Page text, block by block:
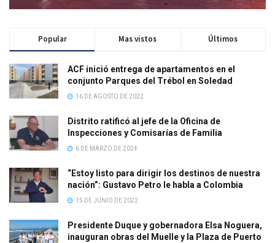
Popular Mas vistos Últimos
ACF inició entrega de apartamentos en el
conjunto Parques del Trébol en Soledad
16 DE AGOSTO DE 2022
Distrito ratificó al jefe de la Oficina de
Inspecciones y Comisarías de Familia
6 DE MARZO DE 2024
“Estoy listo para dirigir los destinos de nuestra
nación”: Gustavo Petro le habla a Colombia
15 DE JUNIO DE 2022
Presidente Duque y gobernadora Elsa Noguera,
inauguran obras del Muelle y la Plaza de Puerto